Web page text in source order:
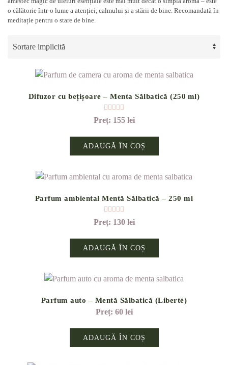
o călătorie într-o lume a atenției, calmului și a stării de bine. Recomandată în
meditație pentru o stare de bine.
Difuzor cu bețișoare – Menta Sălbatică (250 ml)
155 lei
ADAUGĂ ÎN COȘ
Parfum ambiental Mentă Sălbatică – 250 ml
130 lei
ADAUGĂ ÎN COȘ
Parfum auto – Mentă Sălbatică (Liberté)
60 lei
ADAUGĂ ÎN COȘ